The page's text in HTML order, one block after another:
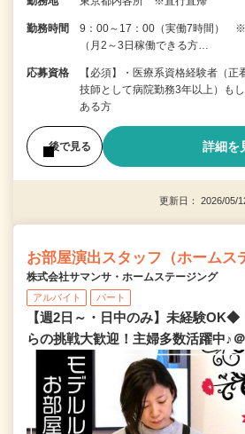
勤務時間
9：00～17：00（実働7時間）
（月2～3日稼働できる方…
応募資格
【必須】・医療系資格経験者（
技師として病院勤務3年以上）も
ある方
後で見る 詳細を
更新日： 2026/05/
お部屋演出スタッフ（ホームス
株式会社サマンサ・ホームステージング
アルバイト パート
【週2日～・日中のみ】未経験
らの挑戦大歓迎！主婦多数活躍中♪